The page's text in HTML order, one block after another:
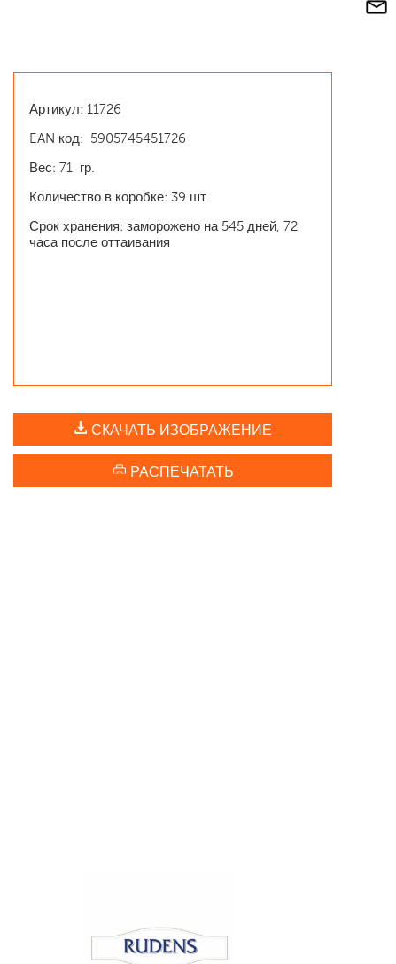
Артикул: 11726
EAN код: 5905745451726
Вес: 71 гр.
Количество в коробке: 39 шт.
Срок хранения: заморожено на 545 дней, 72
часа после оттаивания
СКАЧАТЬ ИЗОБРАЖЕНИЕ
РАСПЕЧАТАТЬ